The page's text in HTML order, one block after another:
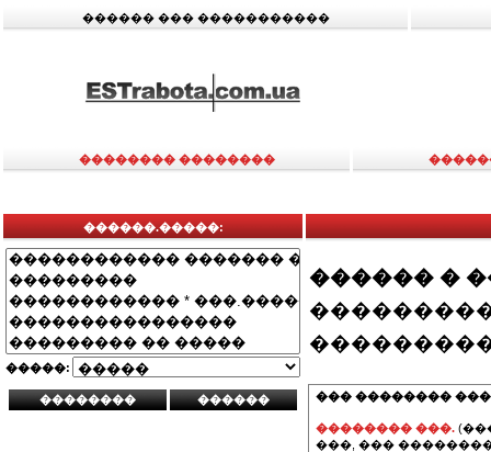
������ ��� �����������
�������� ��������
������.�����:
�����:
������ �
��� ��������
�������� ���.
���, ���